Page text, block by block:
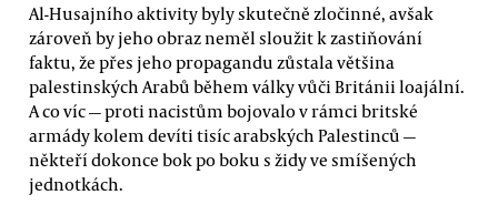
Al-Husajního aktivity byly skutečně zločinné, avšak
zároveň by jeho obraz neměl sloužit k zastiňování
faktu, že přes jeho propagandu zůstala většina
palestinských Arabů během války vůči Británii loajální.
A co víc — proti nacistům bojovalo v rámci britské
armády kolem devíti tisíc arabských Palestinců —
někteří dokonce bok po boku s židy ve smíšených
jednotkách.